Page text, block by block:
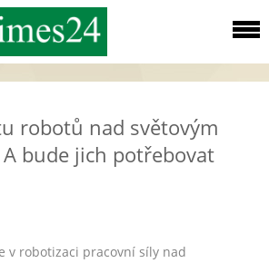
robotů nad světovým
bude jich potřebovat
v robotizaci pracovní síly nad